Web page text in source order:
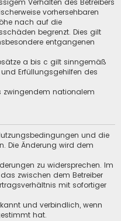
Verhalten des Betreibers
vorhersehbaren
nach auf die
begrenzt. Dies gilt
entgangenen
a bis c gilt sinngemäß
Erfüllungsgehilfen des
zwingendem nationalem
und die
Die Änderung wird dem
zu widersprechen. Im
zwischen dem Betreiber
mit sofortiger
und verbindlich, wenn
hat.